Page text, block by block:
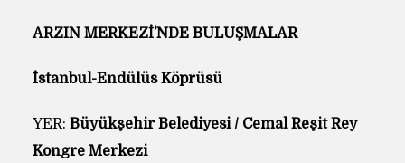
ARZIN MERKEZİ’NDE BULUŞMALAR
İstanbul-Endülüs Köprüsü
YER: Büyükşehir Belediyesi / Cemal Reşit Rey
Kongre Merkezi